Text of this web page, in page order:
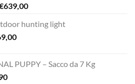
639,00Il
attuale
hunting light
Il
è:
PUPPY – Sacco da 7 Kg
Il